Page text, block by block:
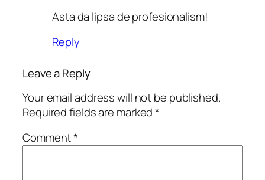
Asta da lipsa de profesionalism!
Reply
Leave a Reply
Your email address will not be published.
Required fields are marked*
Comment*